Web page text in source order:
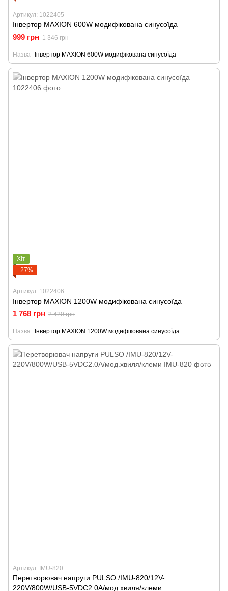
Артикул: 1022405
Інвертор MAXION 600W модифікована синусоїда
999 грн 1 346 грн
Назва Інвертор MAXION 600W модифікована синусоїда
Хіт
−27%
Артикул: 1022406
Інвертор MAXION 1200W модифікована синусоїда
1 768 грн 2 420 грн
Назва Інвертор MAXION 1200W модифікована синусоїда
Артикул: IMU-820
Перетворювач напруги PULSO /IMU-820/12V-
220V/800W/USB-5VDC2.0A/мод.хвиля/клеми